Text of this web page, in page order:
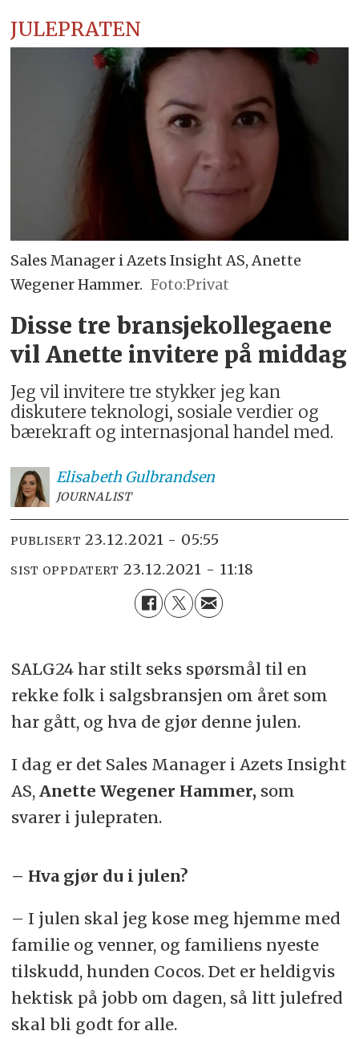
JULEPRATEN
Sales Manager i Azets Insight AS, Anette
Wegener Hammer. Foto:Privat
Disse tre bransjekollegaene
vil Anette invitere på middag
Jeg vil invitere tre stykker jeg kan
diskutere teknologi, sosiale verdier og
bærekraft og internasjonal handel med.
Elisabeth Gulbrandsen
JOURNALIST
PUBLISERT 23.12.2021 - 05:55
SIST OPPDATERT 23.12.2021 - 11:18
SALG24 har stilt seks spørsmål til en
rekke folk i salgsbransjen om året som
har gått, og hva de gjør denne julen.
I dag er det Sales Manager i Azets Insight
AS, Anette Wegener Hammer, som
svarer i julepraten.
– Hva gjør du i julen?
– I julen skal jeg kose meg hjemme med
familie og venner, og familiens nyeste
tilskudd, hunden Cocos. Det er heldigvis
hektisk på jobb om dagen, så litt julefred
skal bli godt for alle.